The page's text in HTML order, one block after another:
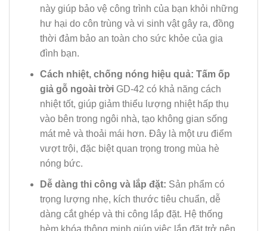
này giúp bảo vệ công trình của bạn khỏi những
hư hại do côn trùng và vi sinh vật gây ra, đồng
thời đảm bảo an toàn cho sức khỏe của gia
đình bạn.
Cách nhiệt, chống nóng hiệu quả: Tấm ốp
giả gỗ ngoài trờiGD-42 có khả năng cách
nhiệt tốt, giúp giảm thiểu lượng nhiệt hấp thụ
vào bên trong ngôi nhà, tạo không gian sống
mát mẻ và thoải mái hơn. Đây là một ưu điểm
vượt trội, đặc biệt quan trọng trong mùa hè
nóng bức.
Dễ dàng thi công và lắp đặt: Sản phẩm có
trọng lượng nhẹ, kích thước tiêu chuẩn, dễ
dàng cắt ghép và thi công lắp đặt. Hệ thống
hèm khóa thông minh giúp việc lắp đặt trở nên